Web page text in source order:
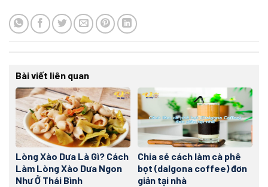
Bài viết liên quan
Lòng Xào Dưa Là Gì? Cách
Làm Lòng Xào Dưa Ngon
Như Ở Thái Bình
Chia sẻ cách làm cà phê
bọt (dalgona coffee) đơn
giản tại nhà